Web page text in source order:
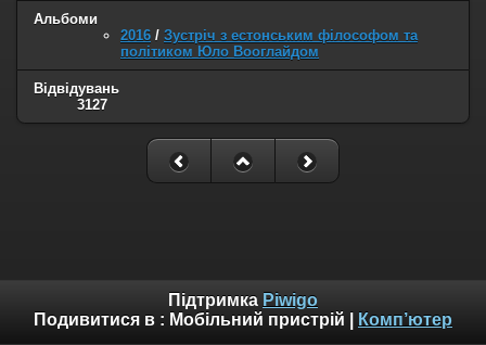
Альбоми
2016 / Зустріч з естонським філософом та
політиком Юло Вооглайдом
Відвідувань
3127
Підтримка Piwigo
Подивитися в : Мобільний пристрій Комп’ютер